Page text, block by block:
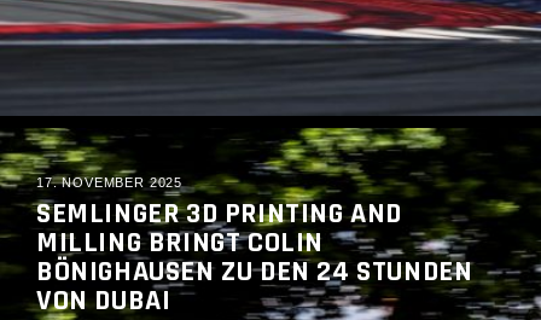
17. NOVEMBER 2025
SEMLINGER 3D PRINTING AND
MILLING BRINGT COLIN
BÖNIGHAUSEN ZU DEN 24 STUNDEN
VON DUBAI